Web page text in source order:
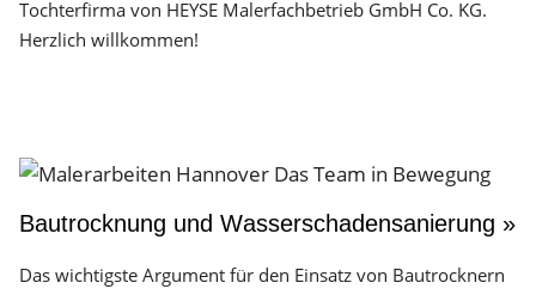
Tochterfirma von HEYSE Malerfachbetrieb GmbH Co. KG.
Herzlich willkommen!
Bautrocknung und Wasserschadensanierung »
Das wichtigste Argument für den Einsatz von Bautrocknern